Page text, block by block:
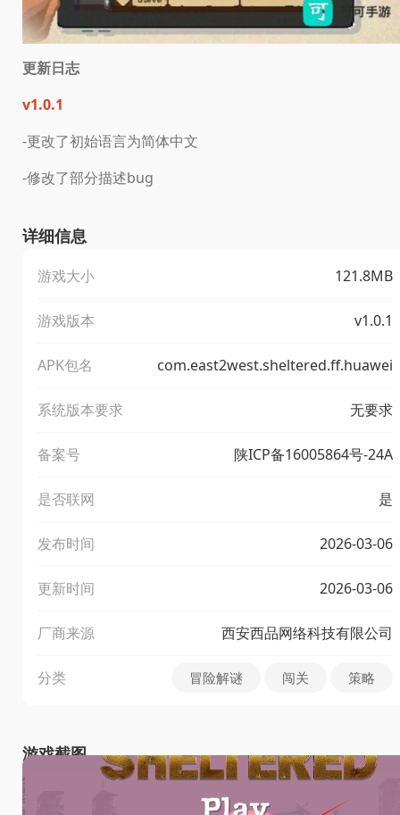
更新日志
v1.0.1
-更改了初始语言为简体中文
-修改了部分描述bug
详细信息
游戏大小 121.8MB
游戏版本 v1.0.1
APK包名 com.east2west.sheltered.ff.huawei
系统版本要求 无要求
备案号 陕ICP备16005864号-24A
是否联网 是
发布时间 2026-03-06
更新时间 2026-03-06
厂商来源 西安西品网络科技有限公司
分类 冒险解谜 闯关 策略
游戏截图